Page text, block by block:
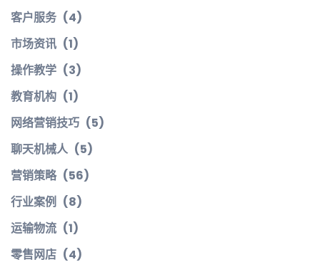
客户服务 (4)
市场资讯 (1)
操作教学 (3)
教育机构 (1)
网络营销技巧 (5)
聊天机械人 (5)
营销策略 (56)
行业案例 (8)
运输物流 (1)
零售网店 (4)